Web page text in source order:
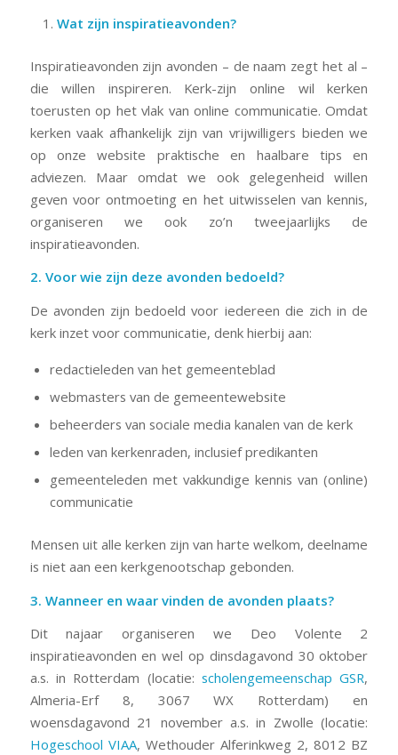
Wat zijn inspiratieavonden?
Inspiratieavonden zijn avonden – de naam zegt het al –
die willen inspireren. Kerk-zijn online wil kerken
toerusten op het vlak van online communicatie. Omdat
kerken vaak afhankelijk zijn van vrijwilligers bieden we
op onze website praktische en haalbare tips en
adviezen. Maar omdat we ook gelegenheid willen
geven voor ontmoeting en het uitwisselen van kennis,
organiseren we ook zo’n tweejaarlijks de
inspiratieavonden.
2. Voor wie zijn deze avonden bedoeld?
De avonden zijn bedoeld voor iedereen die zich in de
kerk inzet voor communicatie, denk hierbij aan:
redactieleden van het gemeenteblad
webmasters van de gemeentewebsite
beheerders van sociale media kanalen van de kerk
leden van kerkenraden, inclusief predikanten
gemeenteleden met vakkundige kennis van (online)
communicatie
Mensen uit alle kerken zijn van harte welkom, deelname
is niet aan een kerkgenootschap gebonden.
3. Wanneer en waar vinden de avonden plaats?
Dit najaar organiseren we Deo Volente 2
inspiratieavonden en wel op dinsdagavond 30 oktober
a.s. in Rotterdam (locatie:scholengemeenschap GSR,
Almeria-Erf 8, 3067 WX Rotterdam) en
woensdagavond 21 november a.s. in Zwolle (locatie:
Hogeschool VIAA, Wethouder Alferinkweg 2, 8012 BZ